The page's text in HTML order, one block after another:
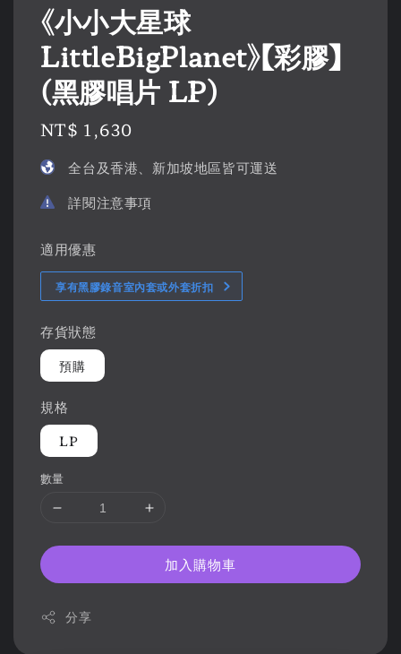
《小小大星球
LittleBigPlanet》【彩膠】
(黑膠唱片 LP)
Regular
NT$ 1,630
全台及香港、新加坡地區皆可運送
詳閱注意事項
適用優惠
享有黑膠錄音室內套或外套折扣
存貨狀態
預購
規格
LP
數量
加入購物車
分享